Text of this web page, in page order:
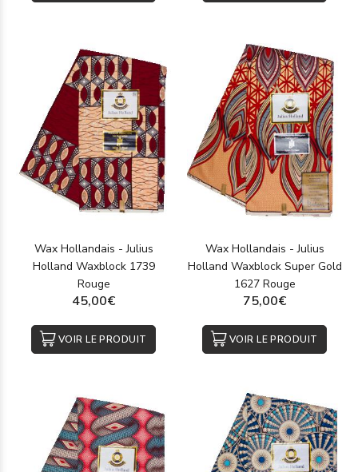
Wax Hollandais - Julius
Holland Waxblock 1739
Rouge
45,00€
VOIR LE PRODUIT
Wax Hollandais - Julius
Holland Waxblock Super Gold
1627 Rouge
75,00€
VOIR LE PRODUIT